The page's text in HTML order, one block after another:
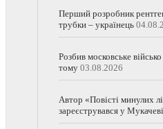
Перший розробник
трубки – українець
Розбив московське
тому 03.08.2026
Автор «Повісті минулих
зареєструвався у Мукачеві